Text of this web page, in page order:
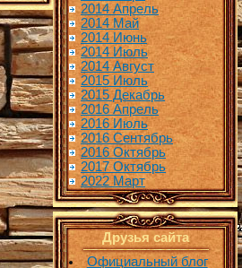
2014 Апрель
2014 Май
2014 Июнь
2014 Июль
2014 Август
2015 Июль
2015 Декабрь
2016 Апрель
2016 Июль
2016 Сентябрь
2016 Октябрь
2017 Октябрь
2022 Март
Друзья сайта
Официальный блог